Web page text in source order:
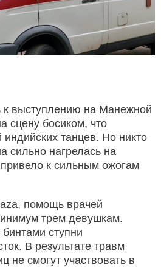
к выступлению на Манежной
босиком, что
индийских танцев. Но никто
сильно нагрелась на
к сильным ожогам
помощь врачей
трем девушкам.
ступни
В результате травм
не смогут участвовать в